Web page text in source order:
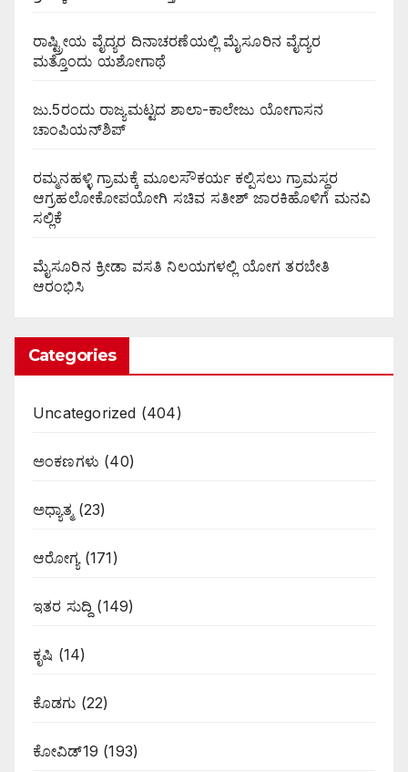
ರಾಷ್ಟ್ರೀಯ ವೈದ್ಯರ ದಿನಾಚರಣೆಯಲ್ಲಿ ಮೈಸೂರಿನ ವೈದ್ಯರ
ಮತ್ತೊಂದು ಯಶೋಗಾಥೆ
ಜು.5ರಂದು ರಾಜ್ಯಮಟ್ಟದ ಶಾಲಾ-ಕಾಲೇಜು ಯೋಗಾಸನ
ಚಾಂಪಿಯನ್‌ಶಿಪ್
ರಮ್ಮನಹಳ್ಳಿ ಗ್ರಾಮಕ್ಕೆ ಮೂಲಸೌಕರ್ಯ ಕಲ್ಪಿಸಲು ಗ್ರಾಮಸ್ಥರ
ಆಗ್ರಹಲೋಕೋಪಯೋಗಿ ಸಚಿವ ಸತೀಶ್ ಜಾರಕಿಹೊಳಿಗೆ ಮನವಿ
ಸಲ್ಲಿಕೆ
ಮೈಸೂರಿನ ಕ್ರೀಡಾ ವಸತಿ ನಿಲಯಗಳಲ್ಲಿ ಯೋಗ ತರಬೇತಿ
ಆರಂಭಿಸಿ
Categories
Uncategorized (404)
ಅಂಕಣಗಳು (40)
ಅಧ್ಯಾತ್ಮ(23)
ಆರೋಗ್ಯ(171)
ಇತರ ಸುದ್ದಿ (149)
ಕೃಷಿ (14)
ಕೊಡಗು (22)
ಕೋವಿಡ್19 (193)